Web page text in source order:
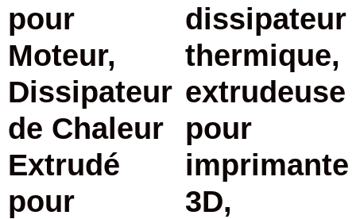
pour
Moteur,
Dissipateur
de Chaleur
Extrudé
pour
dissipateur
thermique,
extrudeuse
pour
imprimante
3D,